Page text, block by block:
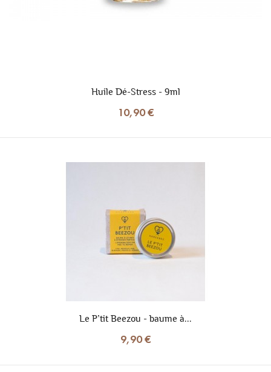
Huile Dé-Stress - 9ml
10,90 €
Le P’tit Beezou - baume à...
9,90 €